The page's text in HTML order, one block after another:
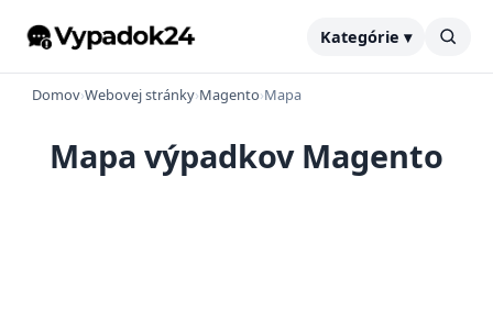
Kategórie ▾
Domov›Webovej stránky›Magento›Mapa
Mapa výpadkov Magento